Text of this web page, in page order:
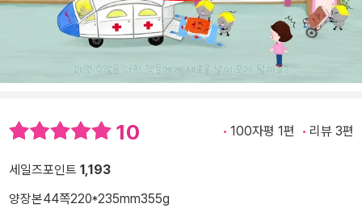
10 100자평 1편 리뷰 3편
세일즈포인트 1,193
양장본44쪽220*235mm355g